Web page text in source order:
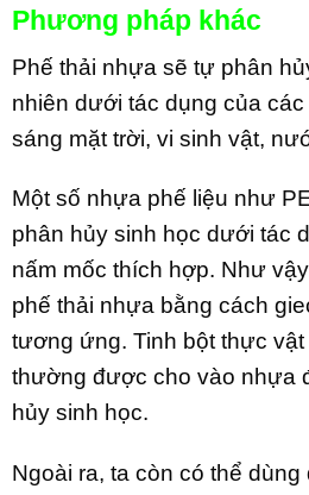
Phương pháp khác
Phế thải nhựa sẽ tự phân
nhiên dưới tác dụng của
sáng mặt trời, vi sinh vật,
Một số nhựa phế liệu như
phân hủy sinh học dưới tác
nấm mốc thích hợp. Như
phế thải nhựa bằng cách
tương ứng. Tinh bột thực
thường được cho vào nhựa
hủy sinh học.
Ngoài ra, ta còn có thể